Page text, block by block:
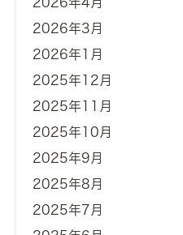
2026年3月
2026年1月
2025年12月
2025年11月
2025年10月
2025年9月
2025年8月
2025年7月